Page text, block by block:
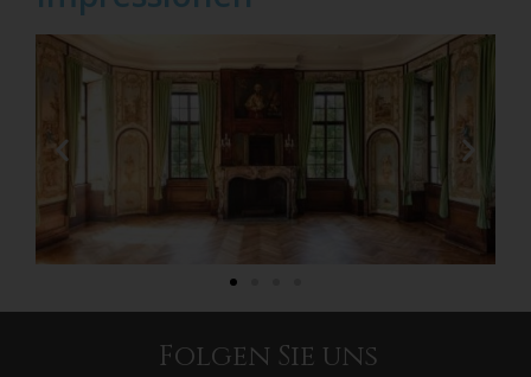
Folgen Sie uns